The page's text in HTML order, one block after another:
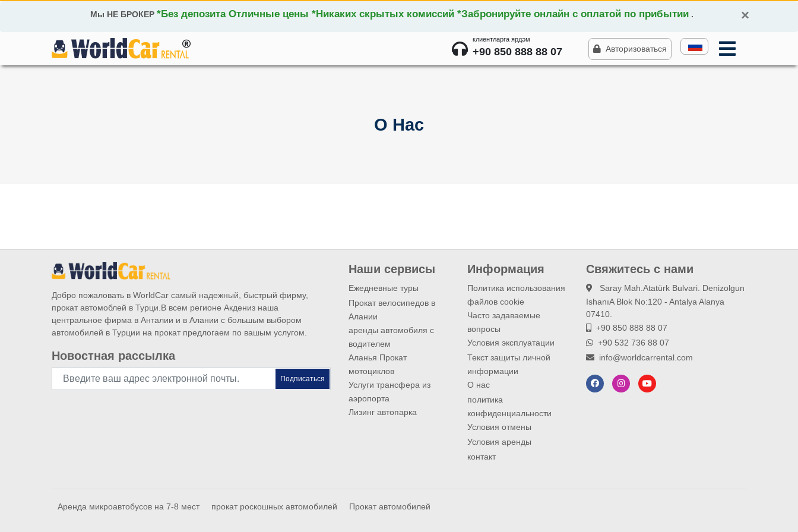
×
Мы НЕ БРОКЕР *Без депозита Отличные цены *Никаких скрытых комиссий *Забронируйте онлайн с оплатой по прибытии .
клиентларга ярдәм
+90 850 888 88 07 Авторизоваться
О Нас
Добро пожаловать в WorldCar самый надежный, быстрый фирму,
прокат автомоблей в Турци.В всем регионе Акдениз наша
центральное фирма в Анталии и в Алании с большым выбором
автомобилей в Турции на прокат предлогаем по вашым услугом.
Новостная рассылка
Подписаться
Наши сервисы
Ежедневные туры
Прокат велосипедов в
Алании
аренды автомобиля с
водителем
Аланья Прокат
мотоциклов
Услуги трансфера из
аэропорта
Лизинг автопарка
Информация
Политика использования
файлов cookie
Часто задаваемые
вопросы
Условия эксплуатации
Текст защиты личной
информации
О нас
политика
конфиденциальности
Условия отмены
Условия аренды
контакт
Свяжитесь с нами
Saray Mah.Atatürk Bulvari. Denizolgun
IshanıA Blok No:120 - Antalya Alanya
07410.
+90 850 888 88 07
+90 532 736 88 07
info@worldcarrental.com
Аренда микроавтобусов на 7-8 мест прокат роскошных автомобилей Прокат автомобилей